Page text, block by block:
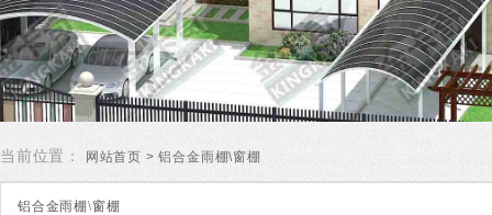
当前位置： 网站首页 > 铝合金雨棚\窗棚
铝合金雨棚\窗棚